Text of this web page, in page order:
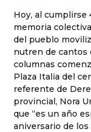
Hoy, al cumplirse
memoria
del pueblo
nutren de cantos
columnas
Plaza Italia del
referente de
provincial, Nora
que “es un año
aniversario de